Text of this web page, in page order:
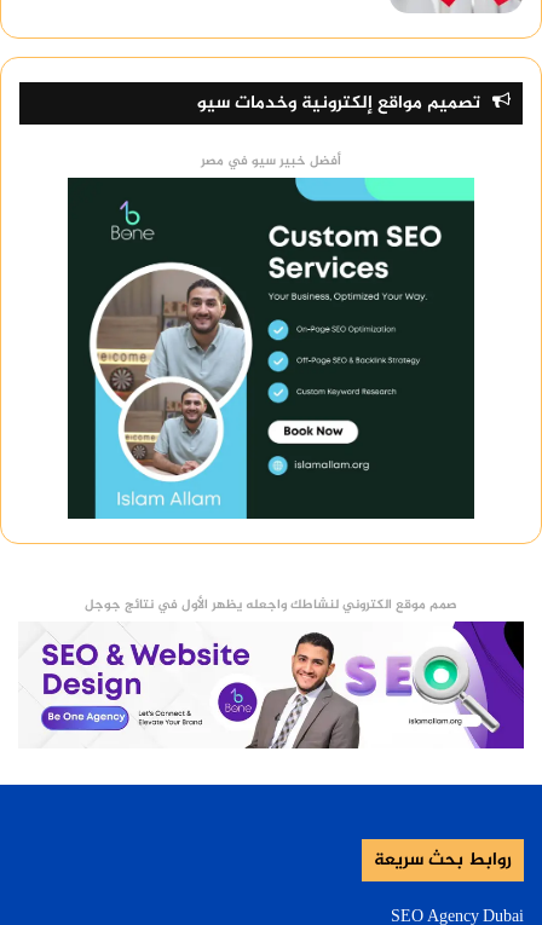
تصميم مواقع إلكترونية وخدمات سيو
أفضل خبير سيو في مصر
صمم موقع الكتروني لنشاطك واجعله يظهر الأول في نتائج جوجل
روابط بحث سريعة
SEO Agency Dubai